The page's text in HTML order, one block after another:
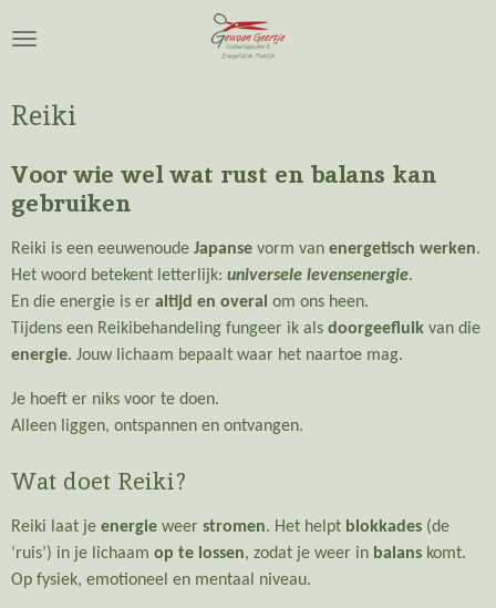
direct
de
hoofdinhoud
Reiki
Voor wie wel wat rust en balans kan
gebruiken
Reiki is een eeuwenoude Japanse vorm van energetisch werken.
Het woord betekent letterlijk: universele levensenergie.
En die energie is er altijd en overal om ons heen.
Tijdens een Reikibehandeling fungeer ik als doorgeefluik van die
energie. Jouw lichaam bepaalt waar het naartoe mag.
Je hoeft er niks voor te doen.
Alleen liggen, ontspannen en ontvangen.
Wat doet Reiki?
Reiki laat je energie weer stromen. Het helpt blokkades (de
‘ruis’) in je lichaam op te lossen, zodat je weer in balans komt.
Op fysiek, emotioneel en mentaal niveau.